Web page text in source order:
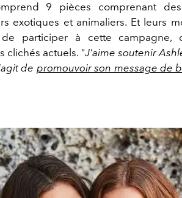
9 pièces comprenant
exotiques et animaliers. Et leurs
de participer à cette
clichés actuels. "J'aime soutenir
de promouvoir son message de